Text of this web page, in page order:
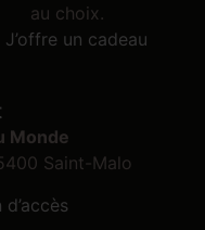
au choix.
J’offre un cadeau
Monde
Saint-Malo